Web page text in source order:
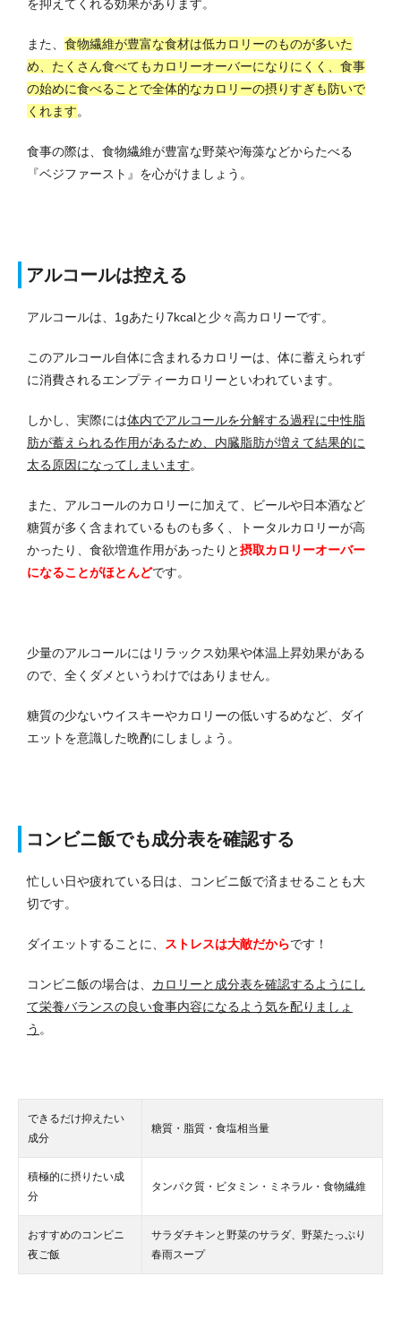
を抑えてくれる効果があります。
また、 食物繊維が豊富な食材は低カロリーのものが多いた
め、たくさん食べてもカロリーオーバーになりにくく、食事
の始めに食べることで全体的なカロリーの摂りすぎも防いで
くれます。
食事の際は、食物繊維が豊富な野菜や海藻などからたべる
『ベジファースト』を心がけましょう。
アルコールは控える
アルコールは、1gあたり7kcalと少々高カロリーです。
このアルコール自体に含まれるカロリーは、体に蓄えられず
に消費されるエンプティーカロリーといわれています。
しかし、実際には体内でアルコールを分解する過程に中性脂
肪が蓄えられる作用があるため、内臓脂肪が増えて結果的に
太る原因になってしまいます。
また、アルコールのカロリーに加えて、ビールや日本酒など
糖質が多く含まれているものも多く、トータルカロリーが高
かったり、食欲増進作用があったりと摂取カロリーオーバー
になることがほとんどです。
少量のアルコールにはリラックス効果や体温上昇効果がある
ので、全くダメというわけではありません。
糖質の少ないウイスキーやカロリーの低いするめなど、ダイ
エットを意識した晩酌にしましょう。
コンビニ飯でも成分表を確認する
忙しい日や疲れている日は、コンビニ飯で済ませることも大
切です。
ダイエットすることに、 ストレスは大敵だからです！
コンビニ飯の場合は、 カロリーと成分表を確認するようにし
て栄養バランスの良い食事内容になるよう気を配りましょ
う 。
できるだけ抑えたい
成分
糖質・脂質・食塩相当量
積極的に摂りたい成
分
タンパク質・ビタミン・ミネラル・食物繊維
おすすめのコンビニ
夜ご飯
サラダチキンと野菜のサラダ、野菜たっぷり
春雨スープ